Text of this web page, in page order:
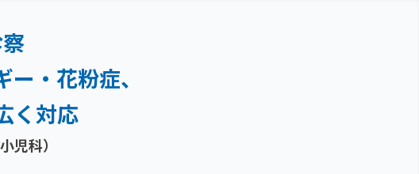
ー・花粉症、
く対応
児科）